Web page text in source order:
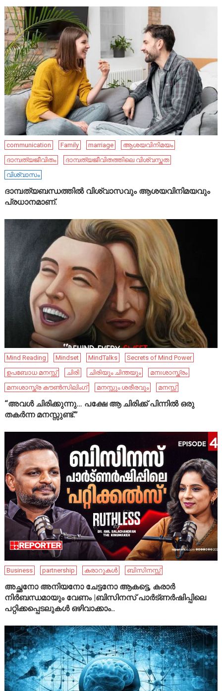
communication Family marriage
ആശയവിനിമയം
ദാമ്പത്യജീവിതം
ദാമ്പത്യജീവിതത്തിലെ വിശ്വസ്തത
വിശ്വാസം
ദാമ്പത്യബന്ധത്തിൽ വിശ്വാസവും ആശയവിനിമയവും
പ്രധാനമാണ്.
Mind Reading Mindset MindTalks
Secrets of Mind Power
ഉപബോധ മനസ്സ്
ചിരി ചിരിയും ചിന്തയും
മനഃശാസ്ത്രം
മനഃശാസ്ത്ര കൗൺസിലിംഗ്
മനസ്സും ശരീരവും മനസ്സ്
“അവൾ ചിരിക്കുന്നു… പക്ഷേ ആ ചിരിക്ക് പിന്നിൽ ഒരു
തകർന്ന മനസ്സുണ്ട്.”
Business partnership കരാറുകൾ ബിസിനസ്സ്
അച്ഛനോ അനിയനോ ചേട്ടനോ ആകട്ടെ, കരാർ
നിർബന്ധമായും വേണം |ബിസിനസ് പാർട്ണർഷിപ്പിലെ
പറ്റിക്കപ്പെടലുകൾ ഒഴിവാക്കാം..